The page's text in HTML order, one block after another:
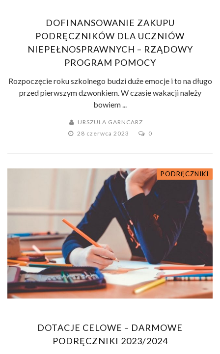
DOFINANSOWANIE ZAKUPU
PODRĘCZNIKÓW DLA UCZNIÓW
NIEPEŁNOSPRAWNYCH – RZĄDOWY
PROGRAM POMOCY
Rozpoczęcie roku szkolnego budzi duże emocje i to na długo
przed pierwszym dzwonkiem. W czasie wakacji należy
bowiem ...
URSZULA GARNCARZ
28 czerwca 2023
0
PODRĘCZNIKI
DOTACJE CELOWE – DARMOWE
PODRĘCZNIKI 2023/2024